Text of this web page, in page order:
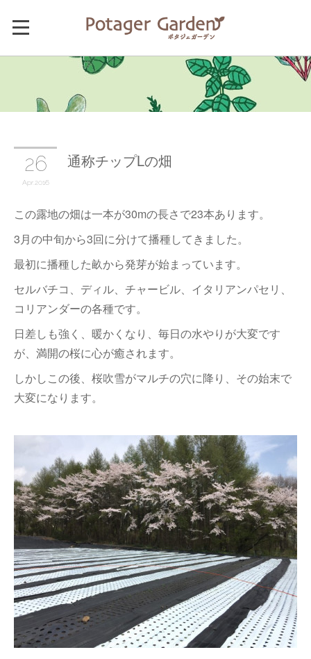
26
Apr 2016
通称チップLの畑
この露地の畑は一本が30mの長さで23本あります。
3月の中旬から3回に分けて播種してきました。
最初に播種した畝から発芽が始まっています。
セルバチコ、ディル、チャービル、イタリアンパセリ、
コリアンダーの各種です。
日差しも強く、暖かくなり、毎日の水やりが大変です
が、満開の桜に心が癒されます。
しかしこの後、桜吹雪がマルチの穴に降り、その始末で
大変になります。